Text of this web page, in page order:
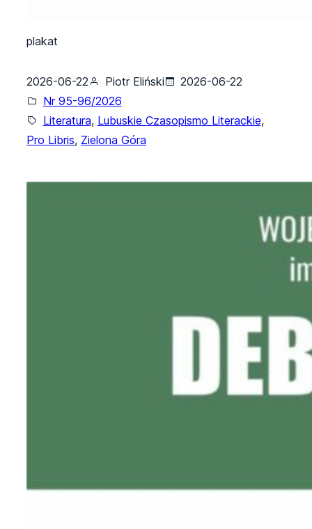
plakat
2026-06-22 Piotr Eliński
2026-06-22
Nr 95-96/2026
Literatura, Lubuskie Czasopismo Literackie,
Pro Libris, Zielona Góra